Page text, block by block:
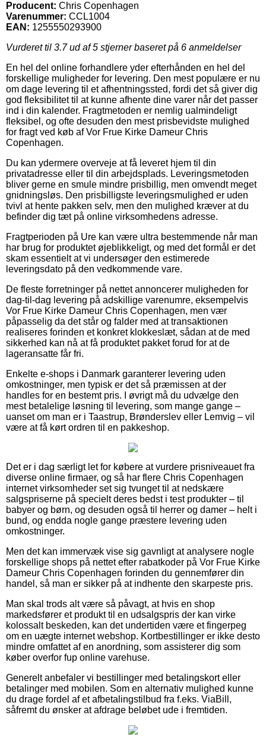
Producent: Chris Copenhagen
Varenummer: CCL1004
EAN: 1255550293900
Vurderet til 3.7ud af 5 stjerner baseret på 6 anmeldelser
En hel del online forhandlere yder efterhånden en hel del
forskellige muligheder for levering. Den mest populære er nu
om dage levering til et afhentningssted, fordi det så giver dig
god fleksibilitet til at kunne afhente dine varer når det passer
ind i din kalender. Fragtmetoden er nemlig ualmindeligt
fleksibel, og ofte desuden den mest prisbevidste mulighed
for fragt ved køb af Vor Frue Kirke Dameur Chris
Copenhagen.
Du kan ydermere overveje at få leveret hjem til din
privatadresse eller til din arbejdsplads. Leveringsmetoden
bliver gerne en smule mindre prisbillig, men omvendt meget
gnidningsløs. Den prisbilligste leveringsmulighed er uden
tvivl at hente pakken selv, men den mulighed kræver at du
befinder dig tæt på online virksomhedens adresse.
Fragtperioden på Ure kan være ultra bestemmende når man
har brug for produktet øjeblikkeligt, og med det formål er det
skam essentielt at vi undersøger den estimerede
leveringsdato på den vedkommende vare.
De fleste forretninger på nettet annoncerer muligheden for
dag-til-dag levering på adskillige varenumre, eksempelvis
Vor Frue Kirke Dameur Chris Copenhagen, men vær
påpasselig da det står og falder med at transaktionen
realiseres forinden et konkret klokkeslæt, sådan at de med
sikkerhed kan nå at få produktet pakket forud for at de
lageransatte får fri.
Enkelte e-shops i Danmark garanterer levering uden
omkostninger, men typisk er det så præmissen at der
handles for en bestemt pris. I øvrigt må du udvælge den
mest betalelige løsning til levering, som mange gange –
uanset om man er i Taastrup, Brønderslev eller Lemvig – vil
være at få kørt ordren til en pakkeshop.
Det er i dag særligt let for købere at vurdere prisniveauet fra
diverse online firmaer, og så har flere Chris Copenhagen
internet virksomheder set sig tvunget til at nedskære
salgspriserne på specielt deres bedst i test produkter – til
babyer og børn, og desuden også til herrer og damer – helt i
bund, og endda nogle gange præstere levering uden
omkostninger.
Men det kan immervæk vise sig gavnligt at analysere nogle
forskellige shops på nettet efter rabatkoder på Vor Frue Kirke
Dameur Chris Copenhagen forinden du gennemfører din
handel, så man er sikker på at indhente den skarpeste pris.
Man skal trods alt være så påvagt, at hvis en shop
markedsfører et produkt til en udsalgspris der kan virke
kolossalt beskeden, kan det undertiden være et fingerpeg
om en uægte internet webshop. Kortbestillinger er ikke desto
mindre omfattet af en anordning, som assisterer dig som
køber overfor fup online varehuse.
Generelt anbefaler vi bestillinger med betalingskort eller
betalinger med mobilen. Som en alternativ mulighed kunne
du drage fordel af et afbetalingstilbud fra f.eks. ViaBill,
såfremt du ønsker at afdrage beløbet ude i fremtiden.